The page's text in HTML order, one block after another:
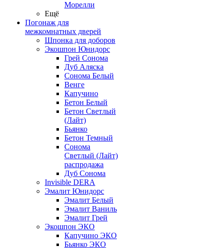
Морелли
Ещё
Погонаж для
межкомнатных дверей
Шпонка для доборов
Экошпон Юнидорс
Грей Сонома
Дуб Аляска
Сонома Белый
Венге
Капучино
Бетон Белый
Бетон Светлый
(Лайт)
Бьянко
Бетон Темный
Сонома
Светлый (Лайт)
распродажа
Дуб Сонома
Invisible DERA
Эмалит Юнидорс
Эмалит Белый
Эмалит Ваниль
Эмалит Грей
Экошпон ЭКО
Капучино ЭКО
Бьянко ЭКО